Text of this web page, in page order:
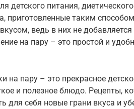
детского питания,
таким
ведь в них не
на пару – это простой и
на пару – это прекрасное
и полезное блюдо. Рецепты,
для себя новые грани вкуса и